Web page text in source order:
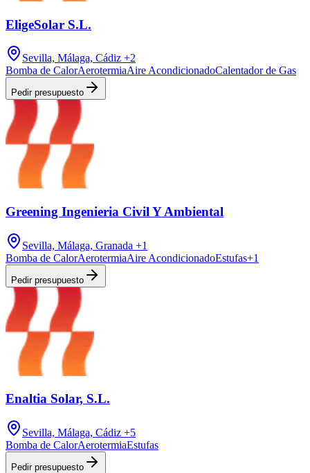
EligeSolar S.L.
Sevilla, Málaga, Cádiz +2
Bomba de CalorAerotermiaAire AcondicionadoCalentador de Gas
Pedir presupuesto
Greening Ingenieria Civil Y Ambiental
Sevilla, Málaga, Granada +1
Bomba de CalorAerotermiaAire AcondicionadoEstufas+1
Pedir presupuesto
Enaltia Solar, S.L.
Sevilla, Málaga, Cádiz +5
Bomba de CalorAerotermiaEstufas
Pedir presupuesto